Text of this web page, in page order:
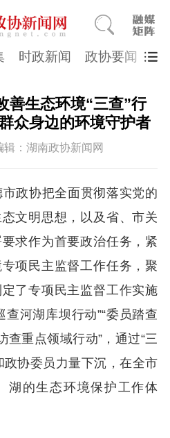
时政新闻 政协要闻 市
善生态环境“三查”行
众身边的环境守护者
辑：湖南政协新闻网
政协把全面贯彻落实党的
文明思想，以及省、市关
求作为首要政治任务，紧
项民主监督工作任务，聚
了专项民主监督工作实施
河湖库坝行动”“委员踏查
查重点领域行动”，通过“三
政协委员力量下沉，在全市
湖的生态环境保护工作体